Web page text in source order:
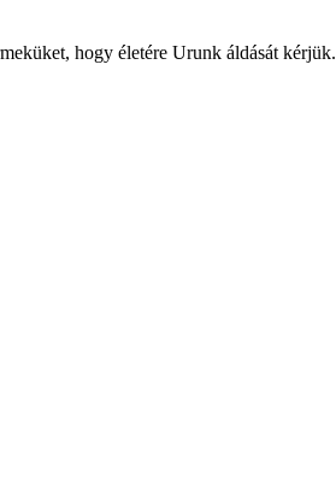
hogy életére Urunk áldását kérjük.